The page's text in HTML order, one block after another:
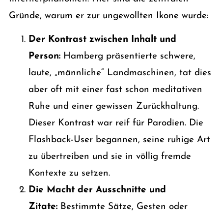
Gründe, warum er zur ungewollten Ikone wurde:
Der Kontrast zwischen Inhalt und
Person:Hamberg präsentierte schwere,
laute, „männliche“ Landmaschinen, tat dies
aber oft mit einer fast schon meditativen
Ruhe und einer gewissen Zurückhaltung.
Dieser Kontrast war reif für Parodien. Die
Flashback-User begannen, seine ruhige Art
zu übertreiben und sie in völlig fremde
Kontexte zu setzen.
Die Macht der Ausschnitte und
Zitate:Bestimmte Sätze, Gesten oder